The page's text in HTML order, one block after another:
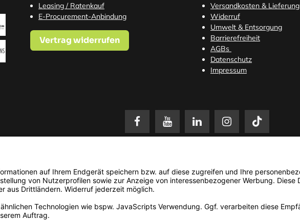
Leasing / Ratenkauf
E-Procurement-Anbindung
Vertrag widerrufen
Versandkosten & Lieferung
Widerruf
Umwelt & Entsorgung
Barrierefreiheit
AGBs
Datenschutz
Impressum
Kundenbewertung